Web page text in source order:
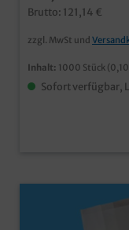
Quarkbällchen,
praktische Lösung
Lebensmittelhandel natürlich auch
bedruckbar,
Brutto: 121,14 €
zzgl. MwSt und
Inhalt: 1000 Stück
Sofort verfügbar,